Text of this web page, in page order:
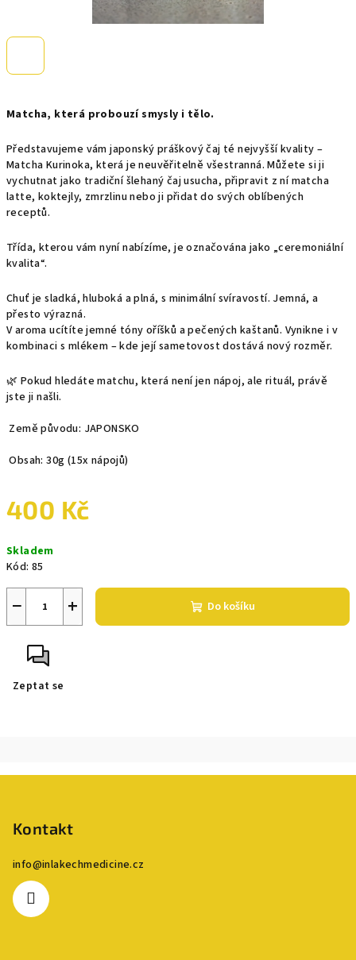
Matcha, která probouzí smysly i tělo.
Představujeme vám japonský práškový čaj té nejvyšší kvality –
Matcha Kurinoka, která je neuvěřitelně všestranná. Můžete si ji
vychutnat jako tradiční šlehaný čaj usucha, připravit z ní matcha
latte, koktejly, zmrzlinu nebo ji přidat do svých oblíbených
receptů.
Třída, kterou vám nyní nabízíme, je označována jako „ceremoniální
kvalita“.
Chuť je sladká, hluboká a plná, s minimální svíravostí. Jemná, a
přesto výrazná.
V aroma ucítíte jemné tóny oříšků a pečených kaštanů. Vynikne i v
kombinaci s mlékem – kde její sametovost dostává nový rozměr.
🌿 Pokud hledáte matchu, která není jen nápoj, ale rituál, právě
jste ji našli.
Země původu: JAPONSKO
Obsah: 30g (15x nápojů)
400 Kč
cena:
Skladem
Kód: 85
+
− Do košíku
Zeptat se
Kontakt
info@inlakechmedicine.cz